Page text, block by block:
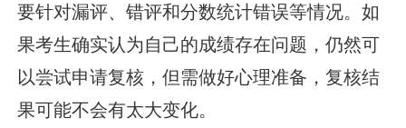
要针对漏评、错评和分数统计错误等情况。如
果考生确实认为自己的成绩存在问题，仍然可
以尝试申请复核，但需做好心理准备，复核结
果可能不会有太大变化。